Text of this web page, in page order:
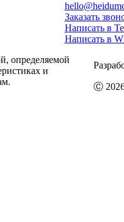
Заказать
Написать в
Написать в
определяемой
и
Ⓒ 2026